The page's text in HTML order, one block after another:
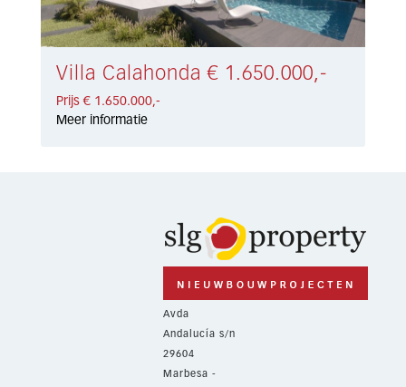
Villa Calahonda € 1.650.000,-
Prijs € 1.650.000,-
Meer informatie
Avda
Andalucía s/n
29604
Marbesa -